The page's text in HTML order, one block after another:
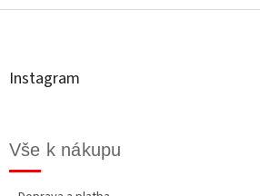
á
Instagram
Vše k nákupu